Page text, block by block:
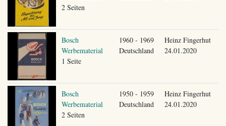
2 Seiten
Bosch
Werbematerial
1 Seite
1960 - 1969
Deutschland
Heinz Fingerhut
24.01.2020
Bosch
Werbematerial
2 Seiten
1950 - 1959
Deutschland
Heinz Fingerhut
24.01.2020